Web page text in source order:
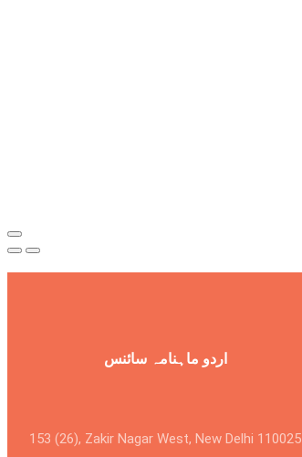
اردو ماہنامہ سائنس
153 (26), Zakir Nagar West, New Delhi 110025